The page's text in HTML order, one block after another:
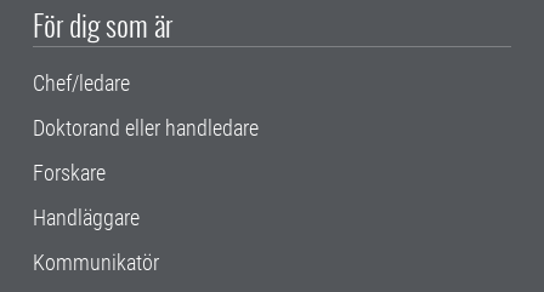
För dig som är
Chef/ledare
Doktorand eller handledare
Forskare
Handläggare
Kommunikatör